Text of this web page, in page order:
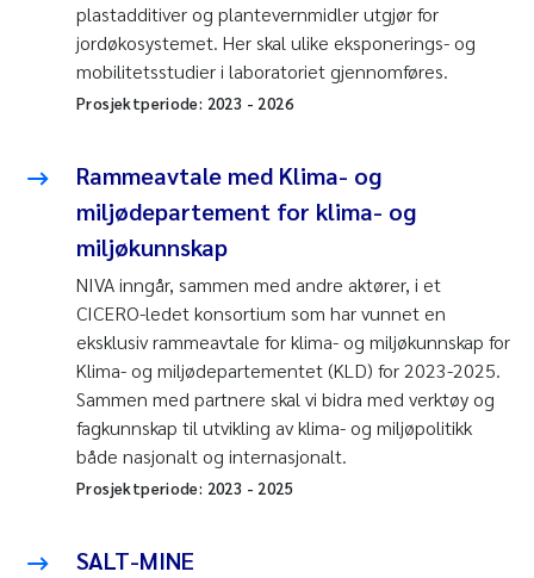
plastadditiver og plantevernmidler utgjør for
jordøkosystemet. Her skal ulike eksponerings- og
mobilitetsstudier i laboratoriet gjennomføres.
Prosjektperiode: 2023 - 2026
Rammeavtale med Klima- og
miljødepartement for klima- og
miljøkunnskap
NIVA inngår, sammen med andre aktører, i et
CICERO-ledet konsortium som har vunnet en
eksklusiv rammeavtale for klima- og miljøkunnskap for
Klima- og miljødepartementet (KLD) for 2023-2025.
Sammen med partnere skal vi bidra med verktøy og
fagkunnskap til utvikling av klima- og miljøpolitikk
både nasjonalt og internasjonalt.
Prosjektperiode: 2023 - 2025
SALT-MINE